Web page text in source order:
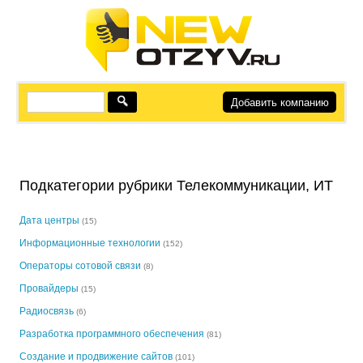
Добавить компанию
Подкатегории рубрики Телекоммуникации, ИТ
Дата центры (15)
Информационные технологии (152)
Операторы сотовой связи (8)
Провайдеры (15)
Радиосвязь (6)
Разработка программного обеспечения (81)
Создание и продвижение сайтов (101)